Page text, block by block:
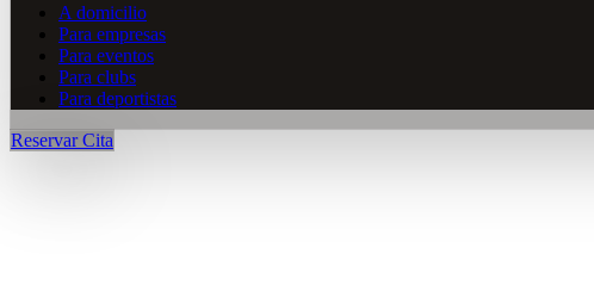
A domicilio
Para empresas
Para eventos
Para clubs
Para deportistas
Reservar Cita